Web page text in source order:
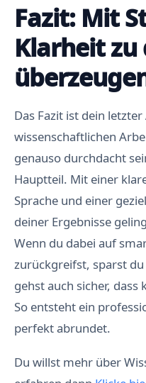
Fazit: Mit
Klarheit zu
Das Fazit ist dein
wissenschaftlichen
genauso durchdacht
Hauptteil. Mit einer
Sprache und einer
deiner Ergebnisse
Wenn du dabei auf
zurückgreifst, sparst
gehst auch sicher,
So entsteht ein
perfekt abrundet.
Du willst mehr über